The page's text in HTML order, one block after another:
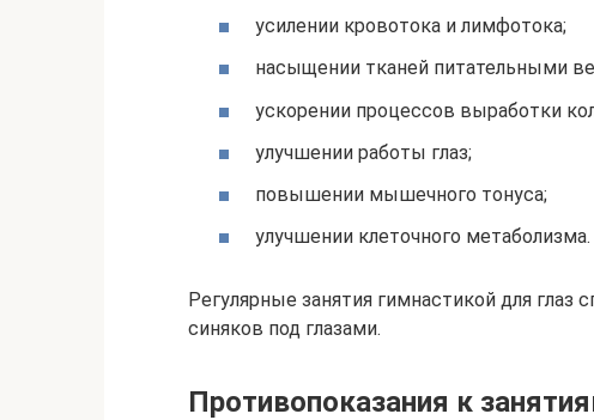
усилении кровотока и лимфотока;
насыщении тканей питательными
ускорении процессов выработки
улучшении работы глаз;
повышении мышечного тонуса;
улучшении клеточного метаболизма.
Регулярные занятия гимнастикой для
синяков под глазами.
Противопоказания к